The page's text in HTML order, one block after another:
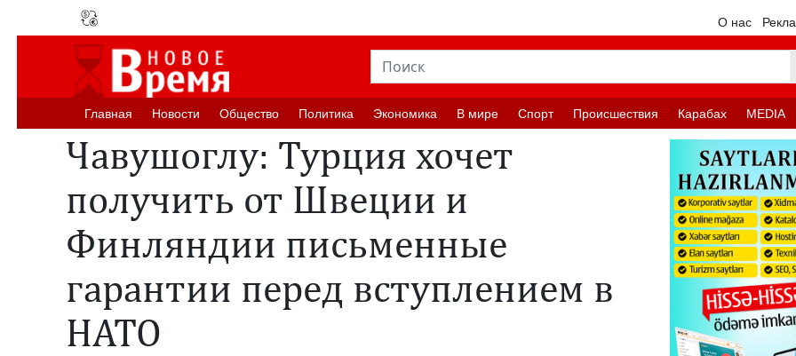
О нас
Главная Новости Oбщество Политика Экономика В мире Спорт Происшествия Карабах MEDIA
Чавушоглу: Турция хочет
получить от Швеции и
Финляндии письменные
гарантии перед вступлением в
НАТО